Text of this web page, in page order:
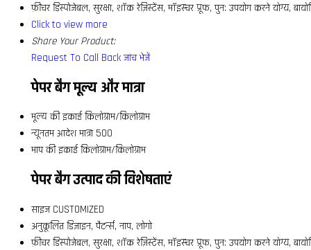
फ़ीचर डिस्पोजेबल, सुरक्षा, शॉक रेज़िस्टेंस, मॉइस्चर प्रूफ, पुन: उपयोग करने योग्य,
Click to view more
Share Your Product:
Request To Call Back जांच भेजें
पेपर बैग मूल्य और मात्रा
मूल्य की इकाई किलोग्राम/किलोग्राम
न्यूनतम आदेश मात्रा 500
माप की इकाई किलोग्राम/किलोग्राम
पेपर बैग उत्पाद की विशेषताएं
साइज CUSTOMIZED
अनुकूलित डिज़ाइन, पैटर्न्स, नाप, लोगो
फ़ीचर डिस्पोजेबल, सुरक्षा, शॉक रेज़िस्टेंस, मॉइस्चर प्रूफ, पुन: उपयोग करने योग्य,